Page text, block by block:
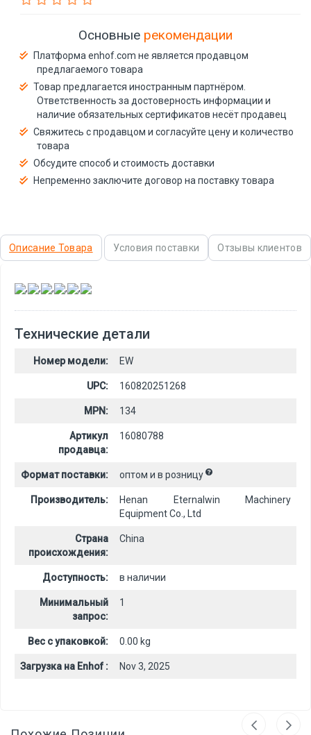
Основные рекомендации
Платформа enhof.com не является продавцом
предлагаемого товара
Товар предлагается иностранным партнёром.
Ответственность за достоверность информации и
наличие обязательных сертификатов несёт продавец
Свяжитесь с продавцом и согласуйте цену и количество
товара
Обсудите способ и стоимость доставки
Непременно заключите договор на поставку товара
Описание Товара Условия поставки Отзывы клиентов
, , , , ,
Технические детали
Номер модели: EW
UPC: 160820251268
MPN: 134
Артикул
продавца:
16080788
Формат поставки: оптом и в розницу
Производитель:
Henan Eternalwin Machinery
Equipment Co., Ltd
Страна
происхождения:
China
Доступность: в наличии
Минимальный
запрос:
1
Вес с упаковкой: 0.00 kg
Загрузка на Enhof : Nov 3, 2025